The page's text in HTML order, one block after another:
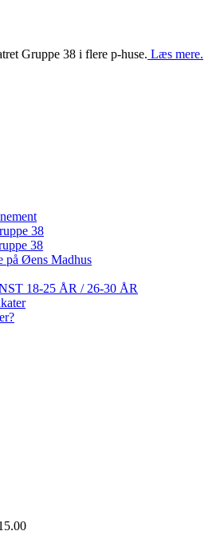
Gruppe 38 i flere p-huse. Læs mere.
38
38
på Øens Madhus
18-25 ÅR / 26-30 ÅR